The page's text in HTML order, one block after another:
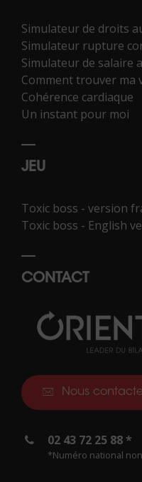
Simulateur de droits
Simulateur rupture
Simulateur de salaire
Comment trouver ma
Cohérence cardiaque
Un instant pour moi
JEU
Toxic boss - version
Toxic boss - English
CONTACT
Nous
02 43 72 25 88 *
*Numéro national